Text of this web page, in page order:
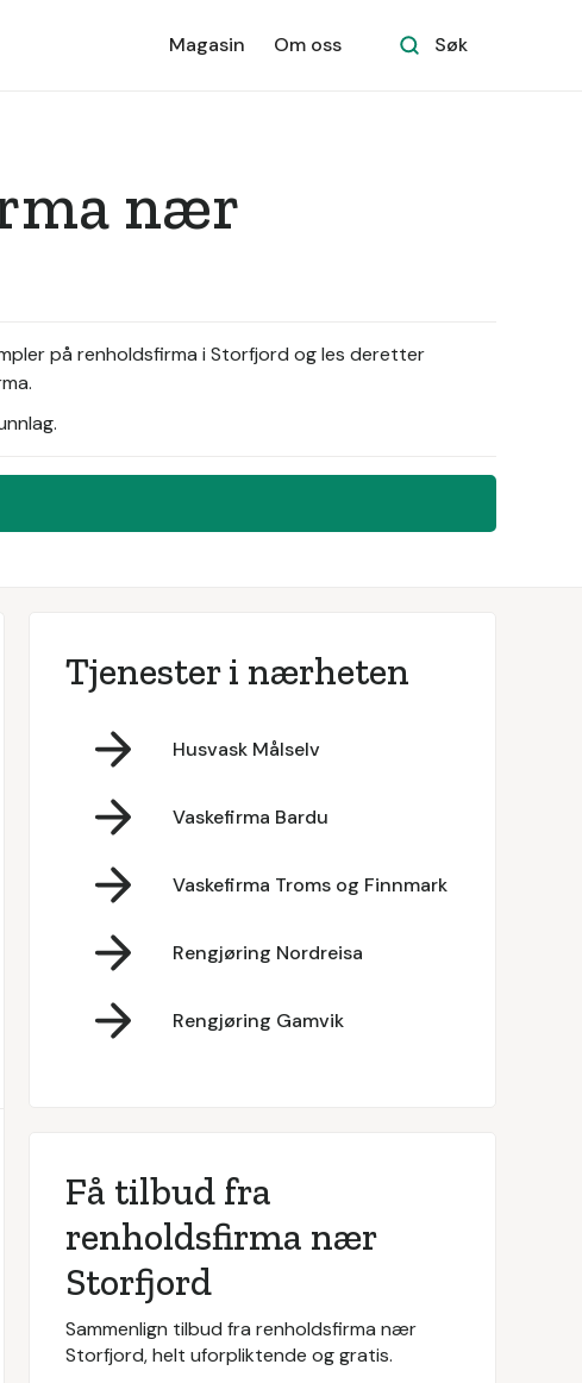
Magasin Om oss Søk
nær
på renholdsfirma i Storfjord og les deretter
Tjenester i nærheten
Husvask Målselv
Vaskefirma Bardu
Vaskefirma Troms og Finnmark
Rengjøring Nordreisa
Rengjøring Gamvik
Få tilbud fra
renholdsfirma nær
Storfjord
Sammenlign tilbud fra renholdsfirma nær
Storfjord, helt uforpliktende og gratis.